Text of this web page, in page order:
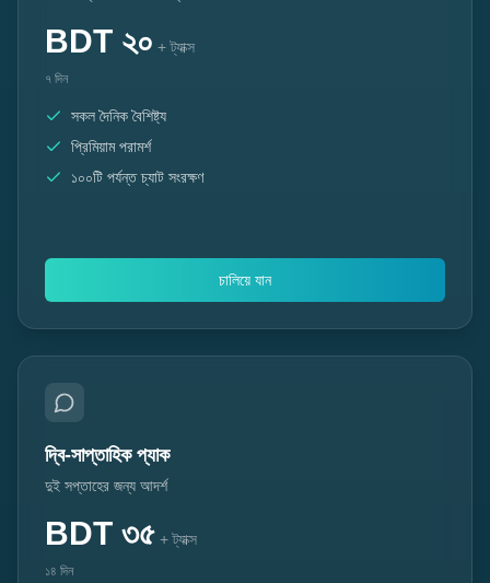
BDT ২০ + ট্যাক্স
৭ দিন
সকল দৈনিক বৈশিষ্ট্য
প্রিমিয়াম পরামর্শ
১০০টি পর্যন্ত চ্যাট সংরক্ষণ
চালিয়ে যান
দ্বি-সাপ্তাহিক প্যাক
দুই সপ্তাহের জন্য আদর্শ
BDT ৩৫ + ট্যাক্স
১৪ দিন